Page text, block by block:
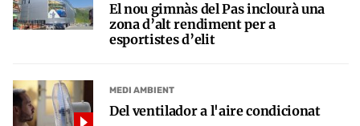
El nou gimnàs del Pas inclourà una
zona d’alt rendiment per a
esportistes d’elit
MEDI AMBIENT
Del ventilador a l'aire condicionat